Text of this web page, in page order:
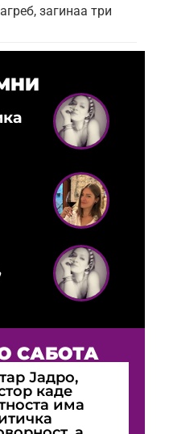
загинаа три
САБОТА
Јадро,
каде
има